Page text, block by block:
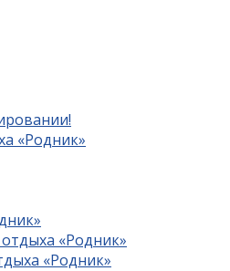
«Родник»
«Родник»
«Родник»